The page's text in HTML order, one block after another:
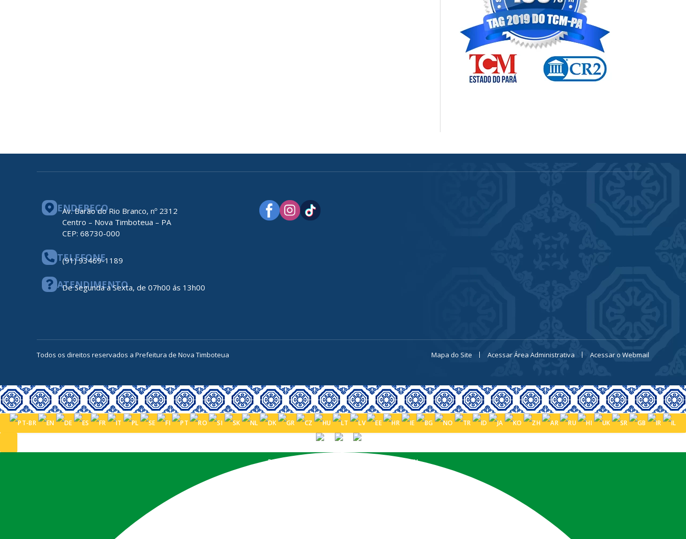
ENDEREÇO
Av. Barão do Rio Branco, nº 2312
Centro – Nova Timboteua – PA
CEP: 68730-000
TELEFONE
(91) 93469-1189
ATENDIMENTO
De Segunda a Sexta, de 07h00 ás 13h00
Todos os direitos reservados a Prefeitura de Nova Timboteua Mapa do Site Acessar Área Administrativa Acessar o Webmail
PORTUGUÊS (BRASIL)